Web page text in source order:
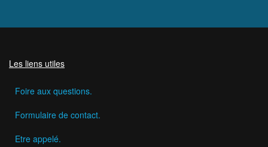
Les liens utiles
Foire aux questions.
Formulaire de contact.
Etre appelé.